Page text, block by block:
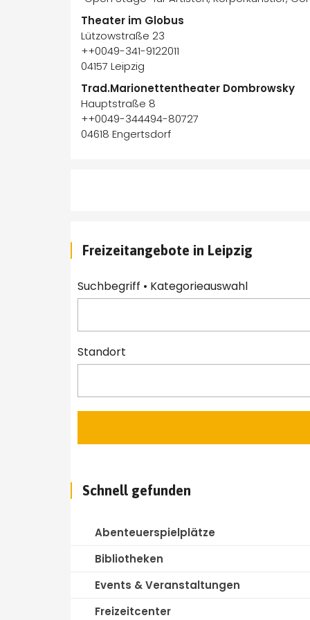
Theater im Globus
Lützowstraße 23
++0049-341-9122011
04157 Leipzig
Trad.Marionettentheater Dombrowsky
Hauptstraße 8
++0049-344494-80727
04618 Engertsdorf
Freizeitangebote in Leipzig
Suchbegriff • Kategorieauswahl
Standort
Schnell gefunden
Abenteuerspielplätze
Bibliotheken
Events & Veranstaltungen
Freizeitcenter